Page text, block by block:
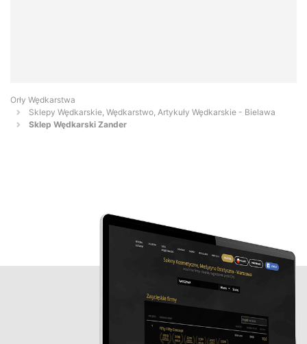
Orły Wędkarstwa
Sklepy Wędkarskie, Wędkarstwo, Artykuły Wędkarskie - Bielawa
Sklep Wędkarski Zander